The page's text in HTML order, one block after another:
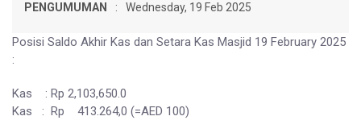
PENGUMUMAN : Wednesday, 19 Feb 2025
Posisi Saldo Akhir Kas dan Setara Kas Masjid 19 February 2025
:
Kas : Rp 2,103,650.0
Kas : Rp 413.264,0 (=AED 100)